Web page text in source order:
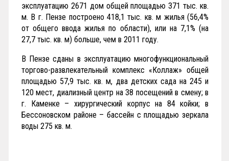
эксплуатацию 2671 дом общей площадью 371 тыс. кв.
м. В г. Пензе построено 418,1 тыс. кв. м жилья (56,4%
от общего ввода жилья по области), или на 7,1% (на
27,7 тыс. кв. м) больше, чем в 2011 году.
В Пензе сданы в эксплуатацию многофункциональный
торгово-развлекательный комплекс «Коллаж» общей
площадью 57,9 тыс. кв. м, два детских сада на 245 и
120 мест, диализный центр на 38 посещений в смену; в
г. Каменке – хирургический корпус на 84 койки; в
Бессоновском районе – бассейн с площадью зеркала
воды 275 кв. м.